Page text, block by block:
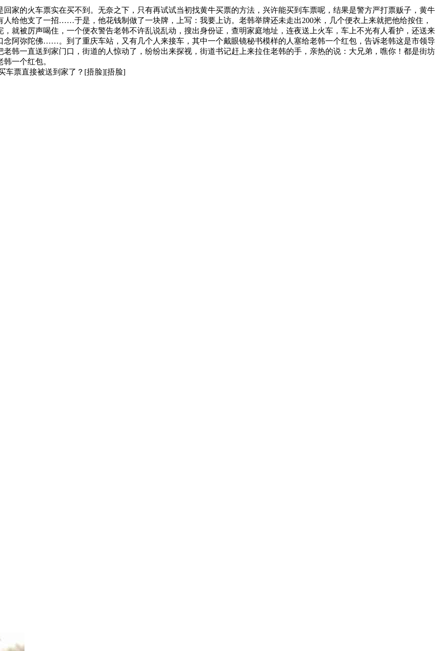
的火车票实在买不到。无奈之下，只有再试试当初找黄牛买票的方法，兴许能买到车票呢，结果是警方严打票贩子，黄牛
给他支了一招……于是，他花钱制做了一块牌，上写：我要上访。老韩举牌还未走出200米，几个便衣上来就把他给按住，
就被厉声喝住，一个便衣警告老韩不许乱说乱动，搜出身份证，查明家庭地址，连夜送上火车，车上不光有人看护，还送来
阿弥陀佛……。到了重庆车站，又有几个人来接车，其中一个戴眼镜秘书模样的人塞给老韩一个红包，告诉老韩这是市领导
韩一直送到家门口，街道的人惊动了，纷纷出来探视，街道书记赶上来拉住老韩的手，亲热的说：大兄弟，噍你！都是街坊
一个红包。
票直接被送到家了？[捂脸][捂脸]